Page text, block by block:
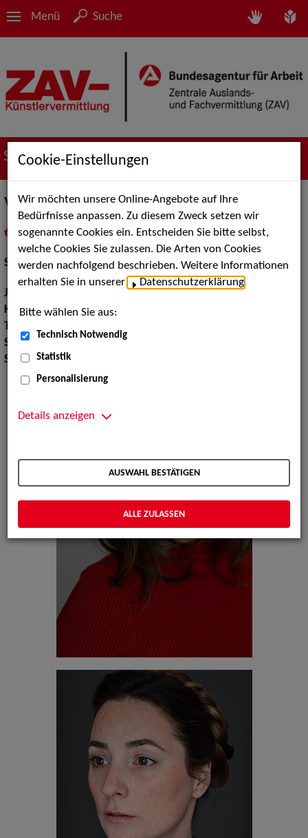
Menü Suche
Suche nach Künstler*innen
Vanessa Frankenbach
als PDF speichern
inMeine Merklistelegen
Schauspiel:Bühne
Jahrgang:
Körpergröße:166 cm
Tanz:
Sport:
Reiten, Volleyballspielen
Sprachen:Deutsch, Englisch
Cookie-Einstellungen
Wir möchten unsere Online-Angebote auf Ihre
Bedürfnisse anpassen. Zu diesem Zweck setzen wir
sogenannte Cookies ein. Entscheiden Sie bitte selbst,
welche Cookies Sie zulassen. Die Arten von Cookies
werden nachfolgend beschrieben. Weitere Informationen
erhalten Sie in unserer
Datenschutzerklärung
Bitte wählen Sie aus:
Technisch Notwendig
Statistik
Personalisierung
Details anzeigen
AUSWAHL BESTÄTIGEN
ALLE ZULASSEN